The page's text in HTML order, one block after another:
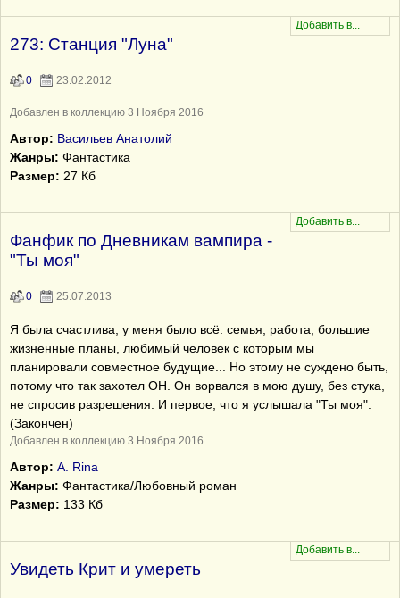
273: Станция "Луна"
0 23.02.2012
Добавлен в коллекцию 3 Ноября 2016
Автор: Васильев Анатолий
Жанры: Фантастика
Размер: 27 Кб
Фанфик по Дневникам вампира -
"Ты моя"
0 25.07.2013
Я была счастлива, у меня было всё: семья, работа, большие
жизненные планы, любимый человек с которым мы
планировали совместное будущие... Но этому не суждено быть,
потому что так захотел ОН. Он ворвался в мою душу, без стука,
не спросив разрешения. И первое, что я услышала "Ты моя".
(Закончен)
Добавлен в коллекцию 3 Ноября 2016
Автор: А. Rina
Жанры: Фантастика/Любовный роман
Размер: 133 Кб
Увидеть Крит и умереть